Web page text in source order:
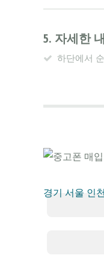
5. 자세한
하단에서
경기 서울 인천